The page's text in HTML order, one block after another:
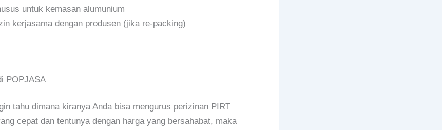
untuk kemasan alumunium
kerjasama dengan produsen (jika re-packing)
POPJASA
tahu dimana kiranya Anda bisa mengurus perizinan PIRT
cepat dan tentunya dengan harga yang bersahabat, maka